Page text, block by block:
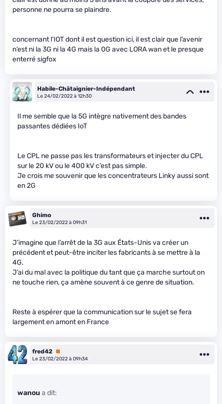
personne ne pourra se plaindre.
concernant l’IOT dont il est question ici, il est clair que l’avenir
n’est ni la 3G ni la 4G mais la 0G avec LORA wan et le presque
enterré sigfox
Habile-Châtaignier-Indépendant
Le 24/02/2022 à 12h30
Il me semble que la 5G intègre nativement des bandes
passantes dédiées IoT
Le CPL ne passe pas les transformateurs et injecter du CPL
sur le 20 kV ou le 400 kV c’est pas simple.
Je crois me souvenir que les concentrateurs Linky aussi sont
en 2G
Ghimo
Le 23/02/2022 à 09h31
J’imagine que l’arrêt de la 3G aux États-Unis va créer un
précédent et peut-être inciter les fabricants à se mettre à la
4G.
J’ai du mal avec la politique du tant que ça marche surtout on
ne touche rien, ça amène souvent à ce genre de situation.
Reste à espérer que la communication sur le sujet se fera
largement en amont en France
fred42 Premium
Le 23/02/2022 à 09h34
wanou a dit: